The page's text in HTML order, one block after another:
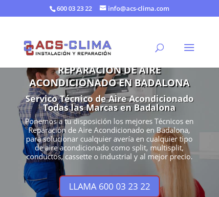
600 03 23 22 info@acs-clima.com
REPARACIÓN DE AIRE
ACONDICIONADO EN BADALONA
Servico Técnico de Aire Acondicionado
Todas las Marcas en Badalona
Ponemos a tu disposición los mejores Técnicos en
Reparación de Aire Acondicionado en Badalona,
para solucionar cualquier avería en cualquier tipo
de aire acondicionado como split, multisplit,
conductos, cassette o industrial y al mejor precio.
LLAMA 600 03 23 22